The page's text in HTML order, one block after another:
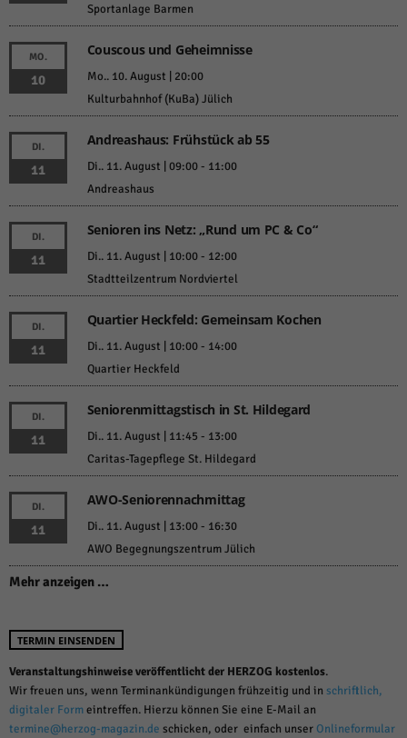
Sportanlage Barmen
MO.
10
Couscous und Geheimnisse
Mo.. 10. August | 20:00
Kulturbahnhof (KuBa) Jülich
DI.
11
Andreashaus: Frühstück ab 55
Di.. 11. August | 09:00- 11:00
Andreashaus
DI.
11
Senioren ins Netz: „Rund um PC & Co“
Di.. 11. August | 10:00- 12:00
Stadtteilzentrum Nordviertel
DI.
11
Quartier Heckfeld: Gemeinsam Kochen
Di.. 11. August | 10:00- 14:00
Quartier Heckfeld
DI.
11
Seniorenmittagstisch in St. Hildegard
Di.. 11. August | 11:45 - 13:00
Caritas-Tagepflege St. Hildegard
DI.
11
AWO-Seniorennachmittag
Di.. 11. August | 13:00- 16:30
AWO Begegnungszentrum Jülich
Mehr anzeigen …
TERMIN EINSENDEN
Veranstaltungshinweise veröffentlicht der HERZOG kostenlos.
Wir freuen uns, wenn Terminankündigungen frühzeitig und in schriftlich,
digitaler Formeintreffen. Hierzu können Sie eine E-Mail an
termine@herzog-magazin.de schicken, oder einfach unserOnlineformular